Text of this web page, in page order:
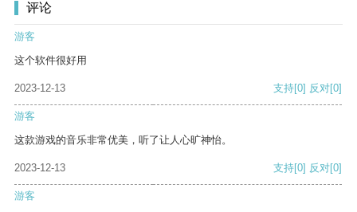
评论
游客
这个软件很好用
2023-12-13 支持[0] 反对[0]
游客
这款游戏的音乐非常优美，听了让人心旷神怡。
2023-12-13 支持[0] 反对[0]
游客